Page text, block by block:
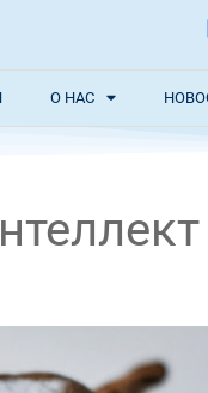
О НАС